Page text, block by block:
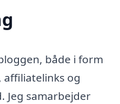
både i form
affiliatelinks og
Jeg samarbejder